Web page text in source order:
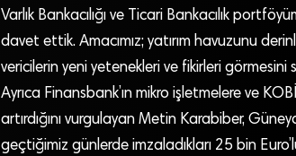
Varlık Bankacılığı ve Ticari Bankacılık
davet ettik. Amacımız; yatırım havuzunu
vericilerin yeni yetenekleri ve fikirleri
Ayrıca Finansbank’ın mikro işletmelere ve
artırdığını vurgulayan Metin Karabiber,
geçtiğimiz günlerde imzaladıkları 25 bin